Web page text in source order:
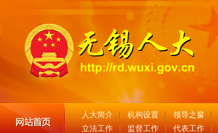
人大简介 机构设置
领导之窗
立法工作
监督工作 代表工作